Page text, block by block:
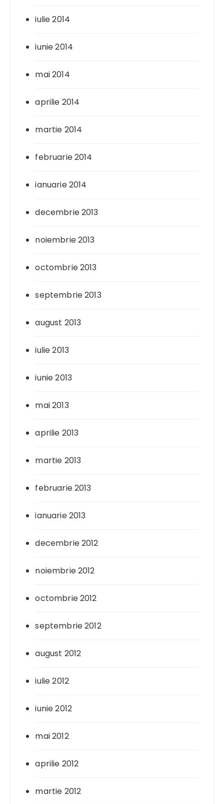
iulie 2014
iunie 2014
mai 2014
aprilie 2014
martie 2014
februarie 2014
ianuarie 2014
decembrie 2013
noiembrie 2013
octombrie 2013
septembrie 2013
august 2013
iulie 2013
iunie 2013
mai 2013
aprilie 2013
martie 2013
februarie 2013
ianuarie 2013
decembrie 2012
noiembrie 2012
octombrie 2012
septembrie 2012
august 2012
iulie 2012
iunie 2012
mai 2012
aprilie 2012
martie 2012